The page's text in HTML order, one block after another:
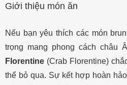
Giới thiệu món ăn
Nếu bạn yêu thích các món
trọng mang phong cách châu
Florentine (Crab Florentine)
thể bỏ qua. Sự kết hợp hoàn